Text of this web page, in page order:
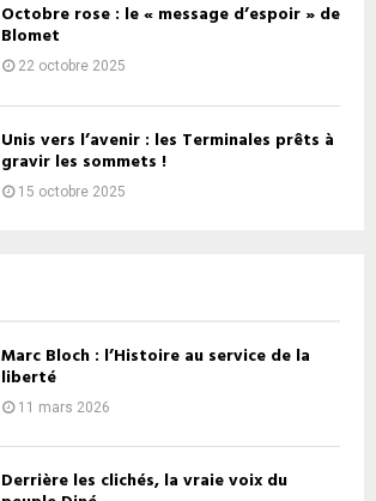
Octobre rose : le « message d’espoir » de
Blomet
22 octobre 2025
Unis vers l’avenir : les Terminales prêts à
gravir les sommets !
15 octobre 2025
Marc Bloch : l’Histoire au service de la
liberté
11 mars 2026
Derrière les clichés, la vraie voix du